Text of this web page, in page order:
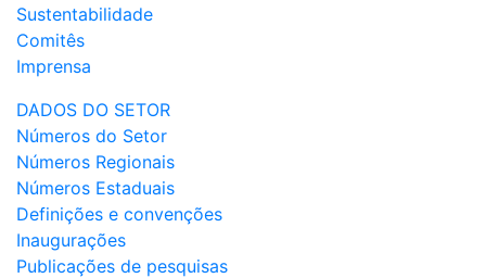
Sustentabilidade
Comitês
Imprensa
DADOS DO SETOR
Números do Setor
Números Regionais
Números Estaduais
Definições e convenções
Inaugurações
Publicações de pesquisas